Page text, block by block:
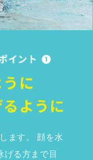
ます。 顔を水
げる方まで目